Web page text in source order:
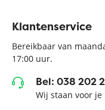
Klantenservice
Bereikbaar van
17:00 uur.
Bel: 038 202
Wij staan voor je